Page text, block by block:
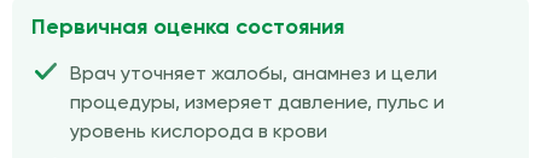
Первичная оценка состояния
Врач уточняет жалобы, анамнез и цели
процедуры, измеряет давление, пульс и
уровень кислорода в крови